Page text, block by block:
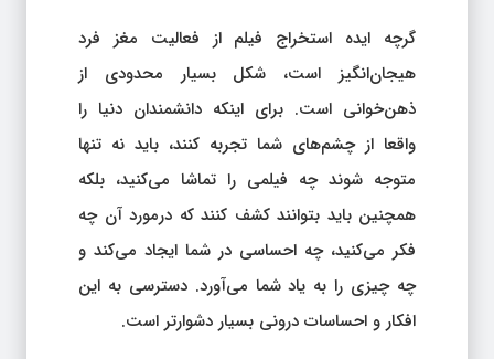
گرچه ایده استخراج فیلم از فعالیت مغز فرد
هیجان‌انگیز است، شکل بسیار محدودی از
ذهن‌خوانی است. برای اینکه دانشمندان دنیا را
واقعا از چشم‌های شما تجربه کنند، باید نه تنها
متوجه شوند چه فیلمی را تماشا می‌کنید، بلکه
همچنین باید بتوانند کشف کنند که درمورد آن چه
فکر می‌کنید، چه احساسی در شما ایجاد می‌کند و
چه چیزی را به یاد شما می‌آورد. دسترسی به این
افکار و احساسات درونی بسیار دشوارتر است.